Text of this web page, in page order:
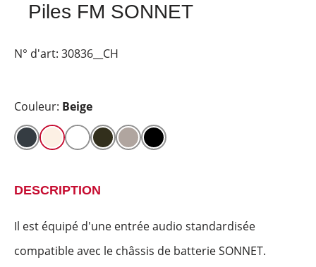
Piles FM SONNET
N° d'art: 30836__CH
Couleur: Beige
DESCRIPTION
Il est équipé d'une entrée audio standardisée
compatible avec le châssis de batterie SONNET.